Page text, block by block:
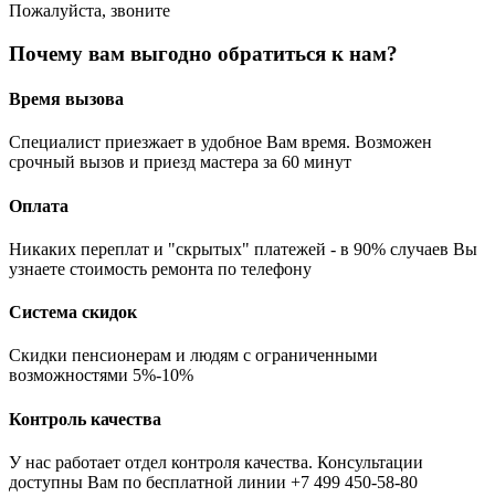
Пожалуйста, звоните
Почему вам выгодно обратиться к нам?
Время вызова
Специалист приезжает в удобное Вам время. Возможен
срочный вызов и приезд мастера за 60 минут
Оплата
Никаких переплат и "скрытых" платежей - в 90% случаев Вы
узнаете стоимость ремонта по телефону
Система скидок
Скидки пенсионерам и людям с ограниченными
возможностями 5%-10%
Контроль качества
У нас работает отдел контроля качества. Консультации
доступны Вам по бесплатной линии +7 499 450-58-80